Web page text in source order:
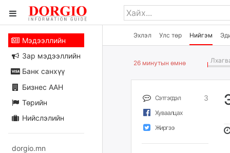
Эхлэл Улс төр Нийгэм
Мэдээллийн
Зар мэдээллийн
Банк санхүү
Бизнес ААН
Төрийн
Нийслэлийн
dorgio.mn
26 минутын өмнө
Сэтгэгдэл 3
Хуваалцах
Жиргээ